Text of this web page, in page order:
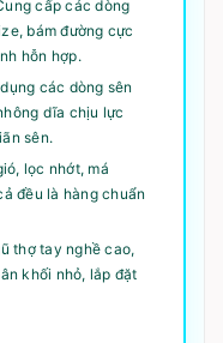
cấp các dòng
bám đường cực
hỗn hợp.
các dòng sên
dĩa chịu lực
sên.
lọc nhớt, má
đều là hàng chuẩn
thợ tay nghề cao,
khối nhỏ, lắp đặt